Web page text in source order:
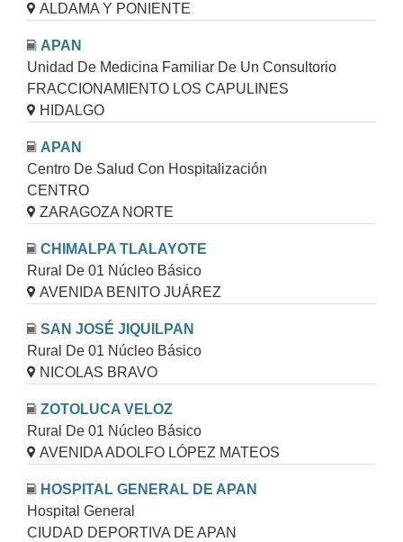
ALDAMA Y PONIENTE
APAN
Unidad De Medicina Familiar De Un Consultorio
FRACCIONAMIENTO LOS CAPULINES
HIDALGO
APAN
Centro De Salud Con Hospitalización
CENTRO
ZARAGOZA NORTE
CHIMALPA TLALAYOTE
Rural De 01 Núcleo Básico
AVENIDA BENITO JUÁREZ
SAN JOSÉ JIQUILPAN
Rural De 01 Núcleo Básico
NICOLAS BRAVO
ZOTOLUCA VELOZ
Rural De 01 Núcleo Básico
AVENIDA ADOLFO LÓPEZ MATEOS
HOSPITAL GENERAL DE APAN
Hospital General
CIUDAD DEPORTIVA DE APAN